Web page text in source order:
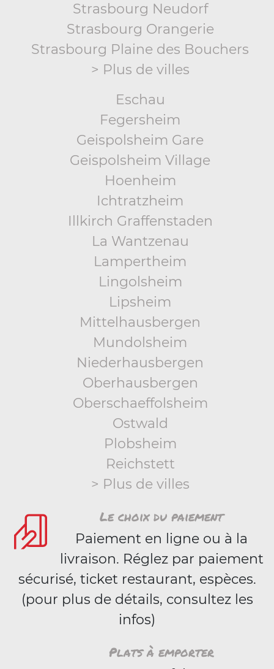
Strasbourg Neudorf
Strasbourg Orangerie
Strasbourg Plaine des Bouchers
> Plus de villes
Eschau
Fegersheim
Geispolsheim Gare
Geispolsheim Village
Hoenheim
Ichtratzheim
Illkirch Graffenstaden
La Wantzenau
Lampertheim
Lingolsheim
Lipsheim
Mittelhausbergen
Mundolsheim
Niederhausbergen
Oberhausbergen
Oberschaeffolsheim
Ostwald
Plobsheim
Reichstett
> Plus de villes
Le choix du paiement
Paiement en ligne ou à la
livraison. Réglez par paiement
sécurisé, ticket restaurant, espèces.
(pour plus de détails, consultez les
infos)
Plats à emporter